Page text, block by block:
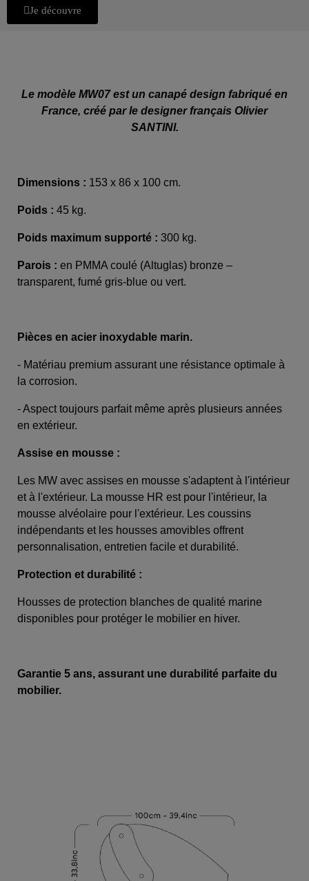
Je découvre
Le modèle MW07 est un canapé design fabriqué en
France, créé par le designer français Olivier
SANTINI.
Dimensions : 153 x 86 x 100 cm.
Poids : 45 kg.
Poids maximum supporté : 300 kg.
Parois : en PMMA coulé (Altuglas) bronze –
transparent, fumé gris-blue ou vert.
Pièces en acier inoxydable marin.
- Matériau premium assurant une résistance optimale à
la corrosion.
- Aspect toujours parfait même après plusieurs années
en extérieur.
Assise en mousse :
Les MW avec assises en mousse s'adaptent à l'intérieur
et à l'extérieur. La mousse HR est pour l'intérieur, la
mousse alvéolaire pour l'extérieur. Les coussins
indépendants et les housses amovibles offrent
personnalisation, entretien facile et durabilité.
Protection et durabilité :
Housses de protection blanches de qualité marine
disponibles pour protéger le mobilier en hiver.
Garantie 5 ans, assurant une durabilité parfaite du
mobilier.